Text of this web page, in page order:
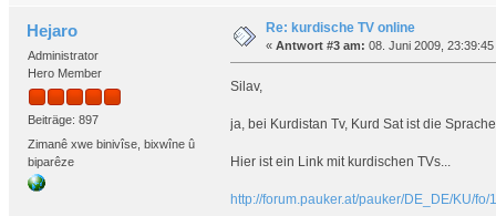
Hejaro
Administrator
Hero Member
Beiträge: 897
Zimanê xwe binivîse, bixwîne û
biparêze
Re: kurdische TV online
« Antwort #3 am: 08. Juni 2009, 23:39:45
Silav,
ja, bei Kurdistan Tv, Kurd Sat ist die
Hier ist ein Link mit kurdischen TVs...
http://forum.pauker.at/pauker/DE_DE/KU/fo/